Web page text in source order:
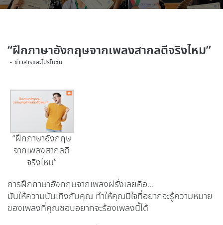
“ฝึกภาษาอังกฤษจากเพลงสากลดีจริงไหม”
ข่าวสารและโปรโมชั่น
“ฝึกภาษาอังกฤษ
จากเพลงสากลดี
จริงไหม”
การฝึกภาษาอังกฤษจากเพลงฝรั่งเลยคือ…
มันให้ความบันเทิงกับคุณ ทำให้คุณมีใจที่อยากจะรู้ความหมาย
ของเพลงที่คุณชอบอยากจะร้องเพลงนี้ได้